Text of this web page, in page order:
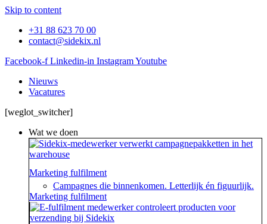
Skip to content
+31 88 623 70 00
contact@sidekix.nl
Facebook-f Linkedin-in InstagramYoutube
Nieuws
Vacatures
[weglot_switcher]
Wat we doen
Marketing fulfilment
Campagnes die binnenkomen. Letterlijk én figuurlijk.
Marketing fulfilment